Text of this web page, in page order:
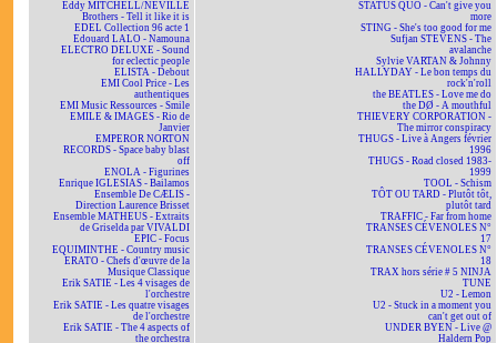
Eddy MITCHELL/NEVILLE
Brothers - Tell it like it is
EDEL Collection 96 acte 1
Edouard LALO - Namouna
ELECTRO DELUXE - Sound
for eclectic people
ELISTA - Debout
EMI Cool Price - Les
authentiques
EMI Music Ressources - Smile
EMILE & IMAGES - Rio de
Janvier
EMPEROR NORTON
RECORDS - Space baby blast
off
ENOLA - Figurines
Enrique IGLESIAS - Bailamos
Ensemble De CÆLIS -
Direction Laurence Brisset
Ensemble MATHEUS - Extraits
de Griselda par VIVALDI
EPIC - Focus
EQUIMINTHE - Country music
ERATO - Chefs d'œuvre de la
Musique Classique
Erik SATIE - Les 4 visages de
l'orchestre
Erik SATIE - Les quatre visages
de l'orchestre
Erik SATIE - The 4 aspects of
the orchestra
STATUS QUO - Can't give you
more
STING - She's too good for me
Sufjan STEVENS - The
avalanche
Sylvie VARTAN & Johnny
HALLYDAY - Le bon temps du
rock'n'roll
the BEATLES - Love me do
the DØ - A mouthful
THIEVERY CORPORATION -
The mirror conspiracy
THUGS - Live à Angers février
1996
THUGS - Road closed 1983-
1999
TOOL - Schism
TÔT OU TARD - Plutôt tôt,
plutôt tard
TRAFFIC - Far from home
TRANSES CÉVENOLES N°
17
TRANSES CÉVENOLES N°
18
TRAX hors série # 5 NINJA
TUNE
U2 - Lemon
U2 - Stuck in a moment you
can't get out of
UNDER BYEN - Live @
Haldern Pop